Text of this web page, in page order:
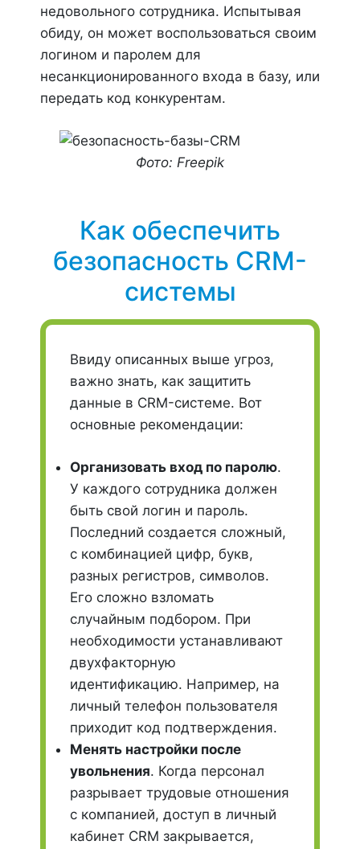
недовольного сотрудника. Испытывая
обиду, он может воспользоваться своим
логином и паролем для
несанкционированного входа в базу, или
передать код конкурентам.
Фото: Freepik
Как обеспечить
безопасность CRM-
системы
Ввиду описанных выше угроз,
важно знать, как защитить
данные в CRM-системе. Вот
основные рекомендации:
Организовать вход по паролю.
У каждого сотрудника должен
быть свой логин и пароль.
Последний создается сложный,
с комбинацией цифр, букв,
разных регистров, символов.
Его сложно взломать
случайным подбором. При
необходимости устанавливают
двухфакторную
идентификацию. Например, на
личный телефон пользователя
приходит код подтверждения.
Менять настройки после
увольнения. Когда персонал
разрывает трудовые отношения
с компанией, доступ в личный
кабинет CRM закрывается,